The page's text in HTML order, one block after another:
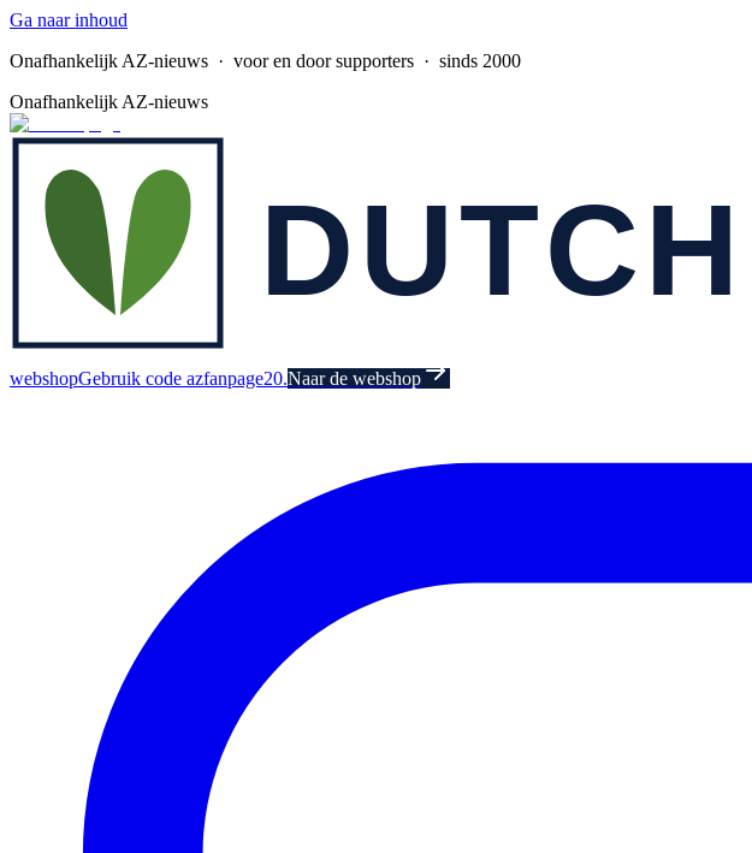
Ga naar inhoud
Onafhankelijk AZ-nieuws · voor en door supporters · sinds 2000
Onafhankelijk AZ-nieuws
webshopGebruik code azfanpage20.Naar de webshop